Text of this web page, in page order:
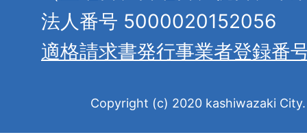
法人番号 5000020152056
適格請求書発行事業者登録番
Copyright (c) 2020 kashiwazaki